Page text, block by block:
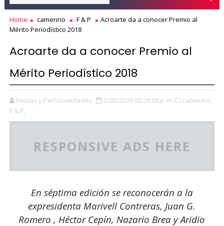
Home camerino F & P
Acroarte da a conocer Premio al
Mérito Periodístico 2018
Acroarte da a conocer Premio al
Mérito Periodístico 2018
Fiestas y Personalidades 2/07/2018 02:26:00 p. m.
camerino,
F & P,
RESPONSIVE ADS HERE
En séptima edición se reconocerán a la
expresidenta Marivell Contreras,Juan G.
Romero , Héctor Cepín, Nazario Brea yAridio